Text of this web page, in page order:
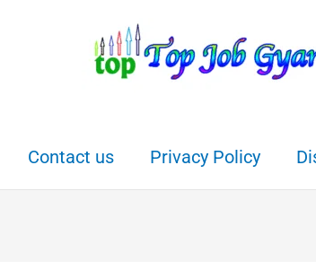
Contact us Privacy Policy